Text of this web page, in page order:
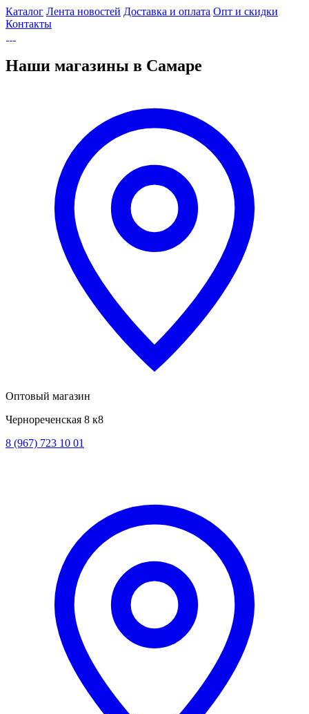
Каталог Лента новостей Доставка и оплата Опт и скидки
Контакты
Наши магазины в Самаре
Оптовый магазин
Чернореченская 8 к8
8 (967) 723 10 01